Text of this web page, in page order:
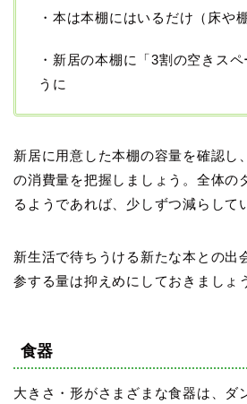
・本は本棚にはいるだけ（床や
・新居の本棚に「3割の空きス
うに
新居に用意した本棚の容量を確認し
の消費量を把握しましょう。全体の
るようであれば、少しずつ減らして
新生活で待ちうける新たな本との出
参する量は抑えめにしておきましょ
食器
大きさ・形がさまざまな食器は、ダ